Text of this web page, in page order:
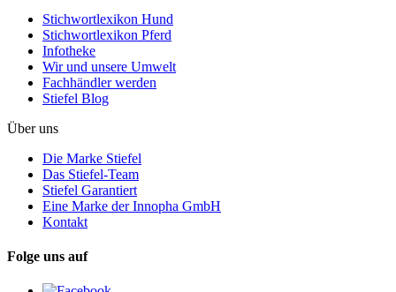
Stichwortlexikon Hund
Stichwortlexikon Pferd
Infotheke
Wir und unsere Umwelt
Fachhändler werden
Stiefel Blog
Über uns
Die Marke Stiefel
Das Stiefel-Team
Stiefel Garantiert
Eine Marke der Innopha GmbH
Kontakt
Folge uns auf